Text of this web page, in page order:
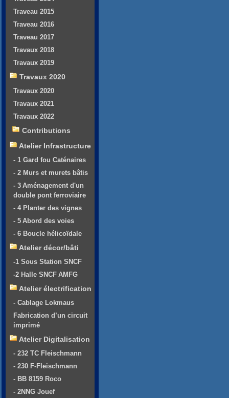
Traveau 2015
Traveau 2016
Traveau 2017
Travaux 2018
Travaux 2019
Travaux 2020
Travaux 2020
Travaux 2021
Travaux 2022
Contributions
Atelier Infrastructure
- 1 Gard fou Caténaires
- 2 Murs et murets bâtis
- 3 Aménagement d'un
double pont ferroviaire
- 4 Planter des vignes
- 5 Abord des voies
- 6 Boucle hélicoïdale
Atelier décor/bâti
-1 Sous Station SNCF
-2 Halle SNCF AMFG
Atelier électrification
- Cablage Lokmaus
Fabrication d’un circuit
imprimé
Atelier Digitalisation
- 232 TC Fleischmann
- 230 F-Fleischmann
- BB 8159 Roco
- 2NNG Jouef